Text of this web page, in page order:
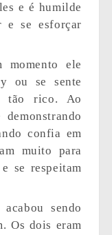
e é humilde
e se esforçar
momento ele
ou se sente
tão rico. Ao
confia em
muito para
se respeitam
sendo
Os dois eram